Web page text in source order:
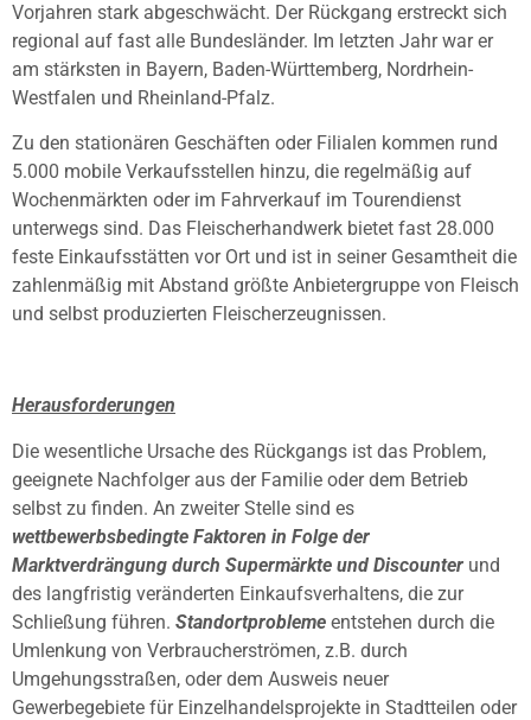
Vorjahren stark abgeschwächt. Der Rückgang erstreckt sich
regional auf fast alle Bundesländer. Im letzten Jahr war er
am stärksten in Bayern, Baden-Württemberg, Nordrhein-
Westfalen und Rheinland-Pfalz.
Zu den stationären Geschäften oder Filialen kommen rund
5.000 mobile Verkaufsstellen hinzu, die regelmäßig auf
Wochenmärkten oder im Fahrverkauf im Tourendienst
unterwegs sind. Das Fleischerhandwerk bietet fast 28.000
feste Einkaufsstätten vor Ort und ist in seiner Gesamtheit die
zahlenmäßig mit Abstand größte Anbietergruppe von Fleisch
und selbst produzierten Fleischerzeugnissen.
Herausforderungen
Die wesentliche Ursache des Rückgangs ist das Problem,
geeignete Nachfolger aus der Familie oder dem Betrieb
selbst zu finden. An zweiter Stelle sind es
wettbewerbsbedingte Faktoren in Folge der
Marktverdrängung durch Supermärkte und Discounter und
des langfristig veränderten Einkaufsverhaltens, die zur
Schließung führen. Standortprobleme entstehen durch die
Umlenkung von Verbraucherströmen, z.B. durch
Umgehungsstraßen, oder dem Ausweis neuer
Gewerbegebiete für Einzelhandelsprojekte in Stadtteilen oder